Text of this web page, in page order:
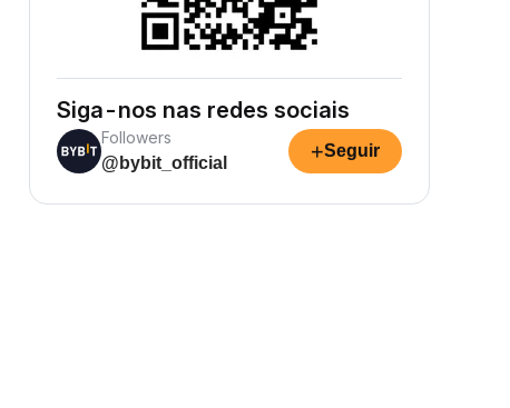
Siga-nos nas redes sociais
Followers
@bybit_official
+Seguir